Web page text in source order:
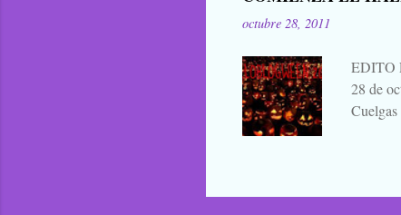
octubre 28, 2011
EDITO
28 de
a